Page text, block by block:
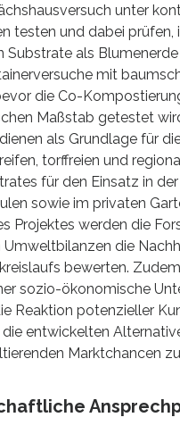
unter
testen und dabei prüfen,
Substrate als Blumenerde
mit
die Co-
Maßstab getestet
als Grundlage für
torffreien und
für den Einsatz in
sowie im privaten
Projektes werden die
die
bewerten.
sozio-ökonomische
Reaktion potenzieller
entwickelten
Marktchancen